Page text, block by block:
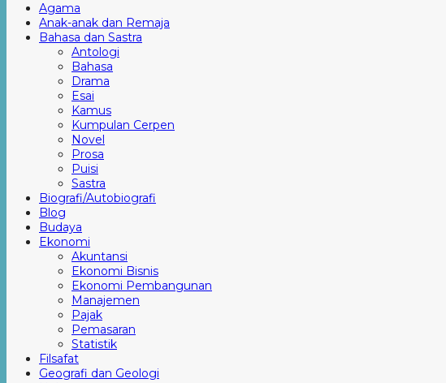
Agama
Anak-anak dan Remaja
Bahasa dan Sastra
Antologi
Bahasa
Drama
Esai
Kamus
Kumpulan Cerpen
Novel
Prosa
Puisi
Sastra
Biografi/Autobiografi
Blog
Budaya
Ekonomi
Akuntansi
Ekonomi Bisnis
Ekonomi Pembangunan
Manajemen
Pajak
Pemasaran
Statistik
Filsafat
Geografi dan Geologi